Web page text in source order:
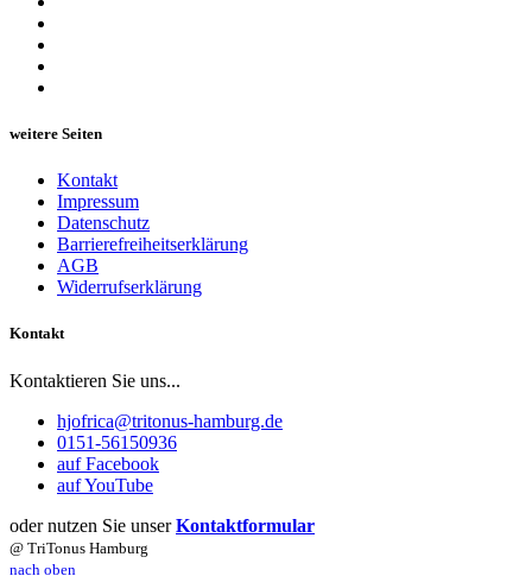
weitere Seiten
Kontakt
Impressum
Datenschutz
Barrierefreiheitserklärung
AGB
Widerrufserklärung
Kontakt
Kontaktieren Sie uns...
hjofrica@tritonus-hamburg.de
0151-56150936
auf Facebook
auf YouTube
oder nutzen Sie unserKontaktformular
@ TriTonus Hamburg
nach oben